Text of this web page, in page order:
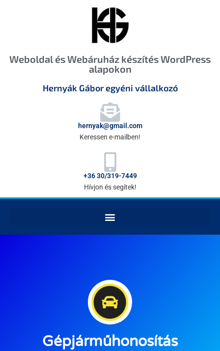
Weboldal és Webáruház készítés WordPress
alapokon
Hernyák Gábor egyéni vállalkozó
hernyak@gmail.com
Keressen e-mailben!
+36 30/319-7449
Hívjon és segítek!
Gépjárműhonosítás